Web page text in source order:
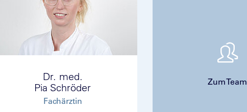
Dr. med.
Pia Schröder
Fachärztin
Zum Team